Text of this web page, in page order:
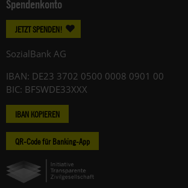
Spendenkonto
JETZT SPENDEN!
SozialBank AG
IBAN: DE23 3702 0500 0008 0901 00
BIC: BFSWDE33XXX
IBAN KOPIEREN
QR-Code für Banking-App